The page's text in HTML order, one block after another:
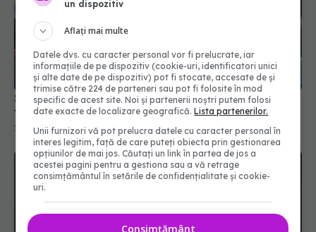
Substanța care hrănește cancerul. Particule
toxice găsite în 90% din tumori
24 feb 2026, 15:03
un dispozitiv
Aflați mai multe
Datele dvs. cu caracter personal vor fi prelucrate, iar
informațiile de pe dispozitiv (cookie-uri, identificatori unici
și alte date de pe dispozitiv) pot fi stocate, accesate de și
trimise către 224 de parteneri sau pot fi folosite în mod
specific de acest site. Noi și partenerii noștri putem folosi
date exacte de localizare geografică.Lista partenerilor.
Unii furnizori vă pot prelucra datele cu caracter personal în
interes legitim, față de care puteți obiecta prin gestionarea
opțiunilor de mai jos. Căutați un link în partea de jos a
acestei pagini pentru a gestiona sau a vă retrage
consimțământul în setările de confidențialitate și cookie-
uri.
Consimțământ